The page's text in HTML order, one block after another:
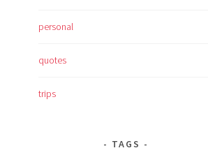
personal
quotes
trips
TAGS